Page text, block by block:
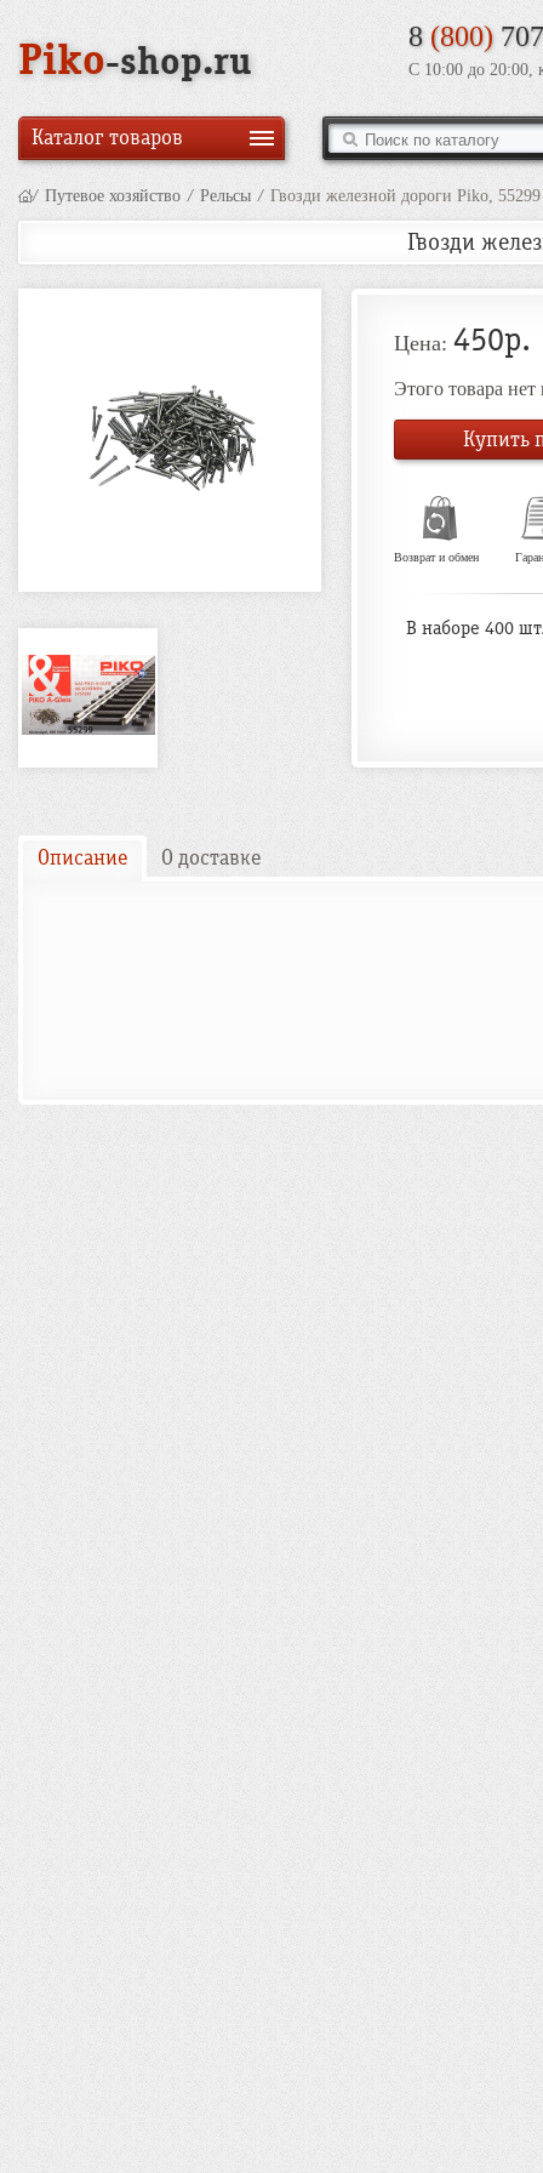
Piko-shop.ru
8 (800)
С 10:00 до 20:00,
Каталог товаров
/ Путевое хозяйство / Рельсы / Гвозди железной дороги Piko, 55299
Гвозди
Цена: 450р.
Этого товара
Купить
Возврат и обмен
В наборе 400
Описание О доставке